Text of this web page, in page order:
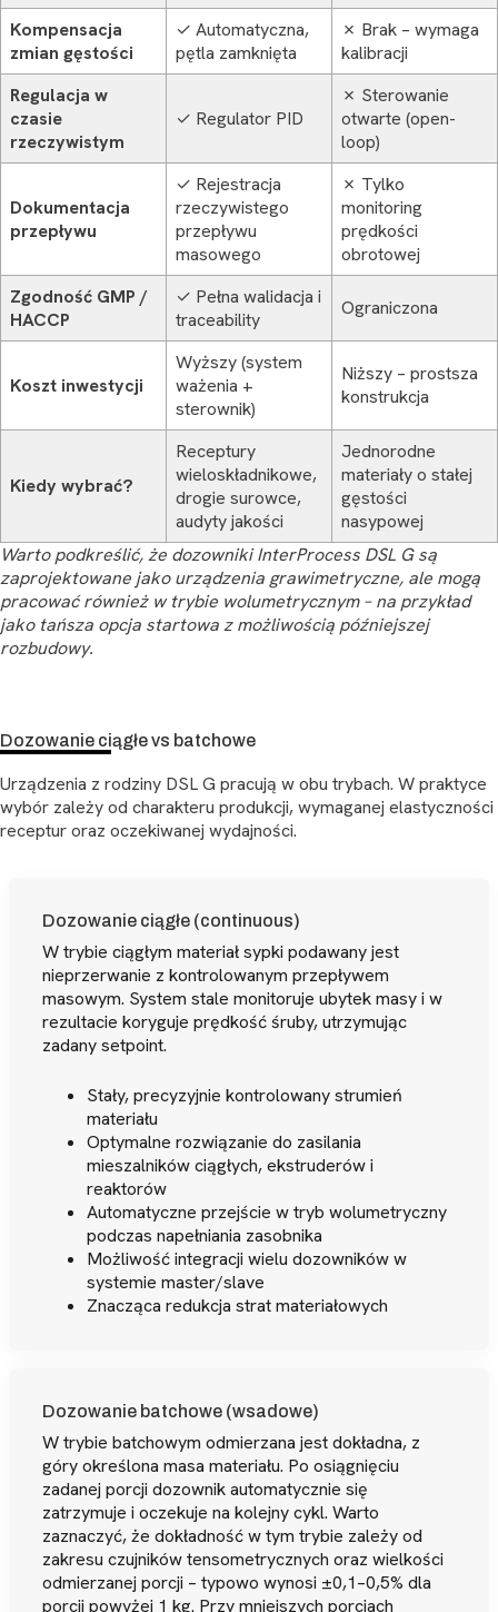
Kompensacja
zmian gęstości
✓ Automatyczna,
pętla zamknięta
✗ Brak – wymaga
kalibracji
Regulacja w
czasie
rzeczywistym
✓ Regulator PID
✗ Sterowanie
otwarte (open-
loop)
Dokumentacja
przepływu
✓ Rejestracja
rzeczywistego
przepływu
masowego
✗ Tylko
monitoring
prędkości
obrotowej
Zgodność GMP /
HACCP
✓ Pełna walidacja i
traceability
Ograniczona
Koszt inwestycji
Wyższy (system
ważenia +
sterownik)
Niższy – prostsza
konstrukcja
Kiedy wybrać?
Receptury
wieloskładnikowe,
drogie surowce,
audyty jakości
Jednorodne
materiały o stałej
gęstości
nasypowej
Warto podkreślić, że dozowniki InterProcess DSL G są
zaprojektowane jako urządzenia grawimetryczne, ale mogą
pracować również w trybie wolumetrycznym – na przykład
jako tańsza opcja startowa z możliwością późniejszej
rozbudowy.
Dozowanie ciągłe vs batchowe
Urządzenia z rodziny DSL G pracują w obu trybach. W praktyce
wybór zależy od charakteru produkcji, wymaganej elastyczności
receptur oraz oczekiwanej wydajności.
Dozowanie ciągłe (continuous)
W trybie ciągłym materiał sypki podawany jest
nieprzerwanie z kontrolowanym przepływem
masowym. System stale monitoruje ubytek masy i w
rezultacie koryguje prędkość śruby, utrzymując
zadany setpoint.
Stały, precyzyjnie kontrolowany strumień
materiału
Optymalne rozwiązanie do zasilania
mieszalników ciągłych, ekstruderów i
reaktorów
Automatyczne przejście w tryb wolumetryczny
podczas napełniania zasobnika
Możliwość integracji wielu dozowników w
systemie master/slave
Znacząca redukcja strat materiałowych
Dozowanie batchowe (wsadowe)
W trybie batchowym odmierzana jest dokładna, z
góry określona masa materiału. Po osiągnięciu
zadanej porcji dozownik automatycznie się
zatrzymuje i oczekuje na kolejny cykl. Warto
zaznaczyć, że dokładność w tym trybie zależy od
zakresu czujników tensometrycznych oraz wielkości
odmierzanej porcji – typowo wynosi ±0,1–0,5% dla
porcji powyżej 1 kg. Przy mniejszych porcjach